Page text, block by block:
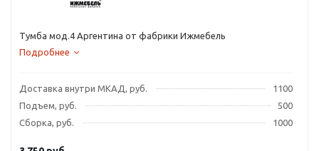
Тумба мод.4 Аргентина от фабрики Ижмебель
Подробнее
Доставка внутри МКАД, руб.
1100
Подъем, руб.
500
Сборка, руб.
1000